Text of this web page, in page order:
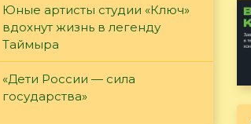
Юные артисты студии «Ключ»
вдохнут жизнь в легенду
Таймыра
«Дети России — сила
государства»